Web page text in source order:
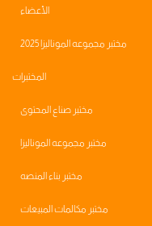
الأعضاء
مختبر مجموعه الموناليزا 2025
المختبرات
مختبر صناع المحتوى
مختبر مجموعه الموناليزا
مختبر بناء المنصه
مختبر مكالمات المبيعات